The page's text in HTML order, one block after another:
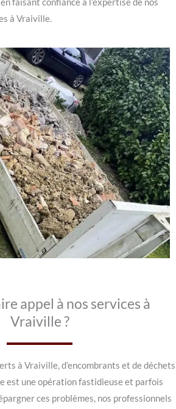
à Vraiville.
appel à nos services à
Vraiville ?
à Vraiville, d’encombrants et de déchets
est une opération fastidieuse et parfois
ces problèmes, nos professionnels